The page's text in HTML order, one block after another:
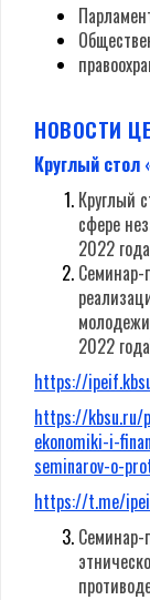
НОВОСТИ
Круглый стол
Круглый
сфере
2022
Семинар-
2022
https://
https://kbsu.ru/
ekonomiki-i-
seminarov-o-
https://t.me/
Семинар-